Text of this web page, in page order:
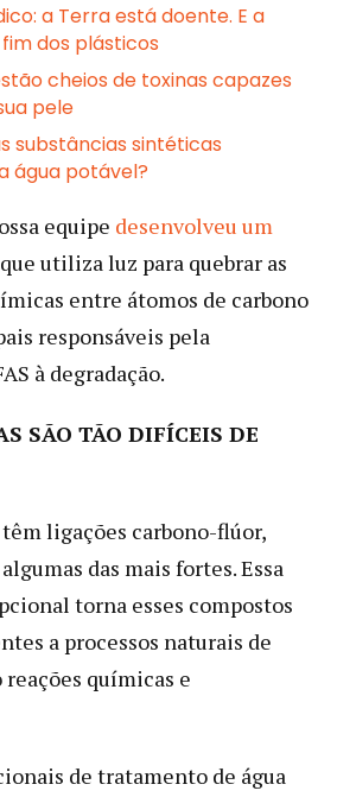
a Terra está doente. E a
dos plásticos
cheios de toxinas capazes
pele
substâncias sintéticas
água potável?
equipe desenvolveu um
que utiliza luz para quebrar as
entre átomos de carbono
responsáveis pela
à degradação.
SÃO TÃO DIFÍCEIS DE
têm ligações carbono-flúor,
das mais fortes. Essa
torna esses compostos
a processos naturais de
reações químicas e
de tratamento de água